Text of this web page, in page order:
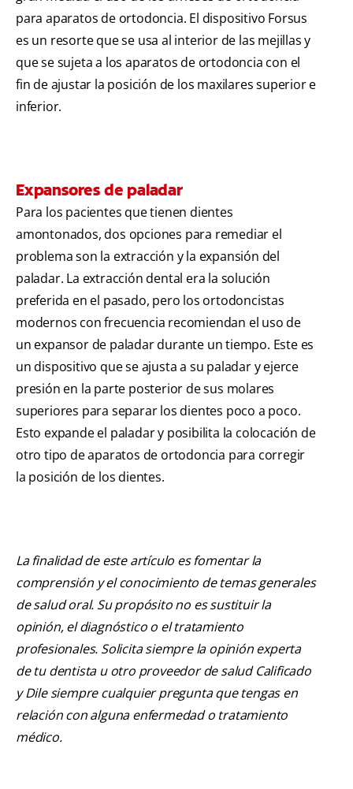
para aparatos de ortodoncia. El dispositivo Forsus
es un resorte que se usa al interior de las mejillas y
que se sujeta a los aparatos de ortodoncia con el
fin de ajustar la posición de los maxilares superior e
inferior.
Expansores de paladar
Para los pacientes que tienen dientes
amontonados, dos opciones para remediar el
problema son la extracción y la expansión del
paladar. La extracción dental era la solución
preferida en el pasado, pero los ortodoncistas
modernos con frecuencia recomiendan el uso de
un expansor de paladar durante un tiempo. Este es
un dispositivo que se ajusta a su paladar y ejerce
presión en la parte posterior de sus molares
superiores para separar los dientes poco a poco.
Esto expande el paladar y posibilita la colocación de
otro tipo de aparatos de ortodoncia para corregir
la posición de los dientes.
La finalidad de este artículo es fomentar la
comprensión y el conocimiento de temas generales
de salud oral. Su propósito no es sustituir la
opinión, el diagnóstico o el tratamiento
profesionales. Solicita siempre la opinión experta
de tu dentista u otro proveedor de salud Calificado
y Dile siempre cualquier pregunta que tengas en
relación con alguna enfermedad o tratamiento
médico.